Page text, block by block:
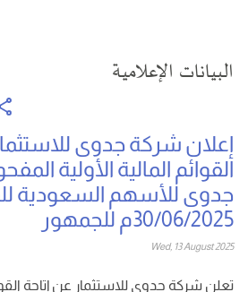
البيانات الإعلامية
إعلان شركة جدوى
القوائم المالية الأولية
جدوى للأسهم السعودية
30/06/2025م للجمهور
Wed, 13 August 2025
تعلن شركة جدوى للاستثمار عن إتاحة